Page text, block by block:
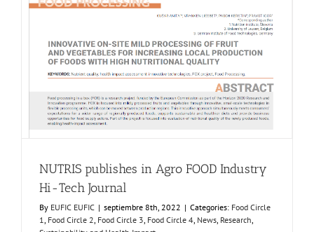
NUTRIS publishes in Agro FOOD Industry Hi-Tech
Journal
Food Circle 4 News
Research Sustainability and Health Impact
NUTRIS publishes in Agro FOOD Industry
Hi-Tech Journal
By EUFIC EUFIC | septiembre 8th, 2022 | Categories: Food Circle
1 Food Circle 2 Food Circle 3 Food Circle 4 News Research